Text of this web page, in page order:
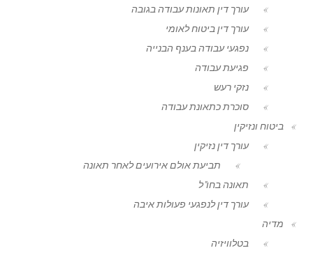
עורך דין תאונות עבודה בגובה
עורך דין ביטוח לאומי
נפגעי עבודה בענף הבנייה
פגיעת עבודה
נזקי רעש
סוכרת כתאונת עבודה
ביטוח ונזיקין
עורך דין נזיקין
תביעת אולם אירועים לאחר תאונה
תאונה בחו"ל
עורך דין לנפגעי פעולות איבה
מדיה
בטלוויזיה